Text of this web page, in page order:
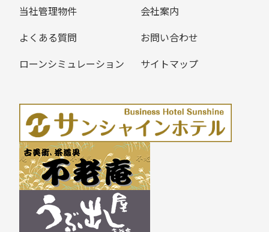
当社管理物件
会社案内
よくある質問
お問い合わせ
ローンシミュレーション
サイトマップ